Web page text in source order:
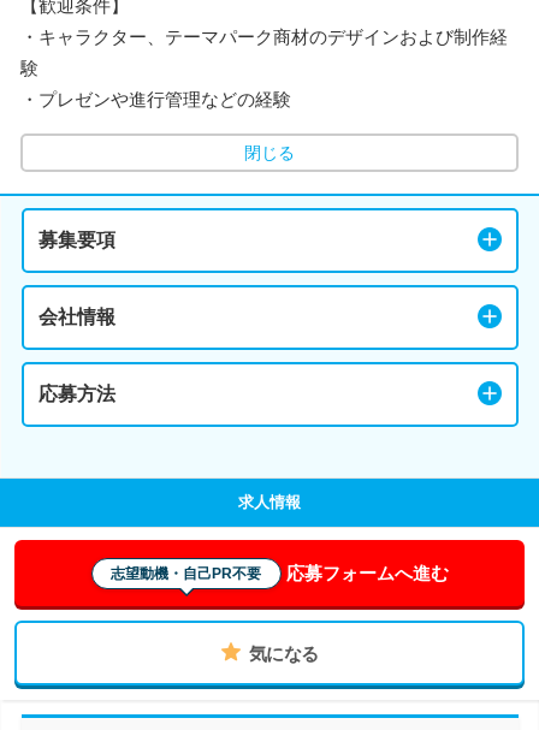
【歓迎条件】
・キャラクター、テーマパーク商材のデザインおよび制作経
験
・プレゼンや進行管理などの経験
閉じる
募集要項
会社情報
応募方法
求人情報
志望動機・自己PR不要 応募フォームへ進む
気になる